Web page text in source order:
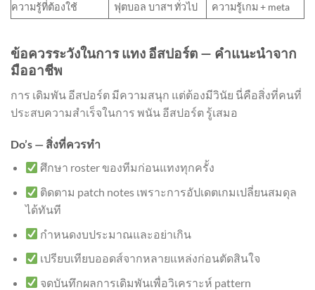
ความรู้ที่ต้องใช้
ฟุตบอล บาสฯ ทั่วไป ความรู้เกม + meta
ข้อควรระวังในการ แทง อีสปอร์ต — คำแนะนำจาก
มืออาชีพ
การ เดิมพัน อีสปอร์ต มีความสนุก แต่ต้องมีวินัย นี่คือสิ่งที่คนที่
ประสบความสำเร็จในการ พนัน อีสปอร์ต รู้เสมอ
Do’s — สิ่งที่ควรทำ
ศึกษา roster ของทีมก่อนแทงทุกครั้ง
ติดตาม patch notes เพราะการอัปเดตเกมเปลี่ยนสมดุล
ได้ทันที
กำหนดงบประมาณและอย่าเกิน
เปรียบเทียบออดส์จากหลายแหล่งก่อนตัดสินใจ
จดบันทึกผลการเดิมพันเพื่อวิเคราะห์ pattern